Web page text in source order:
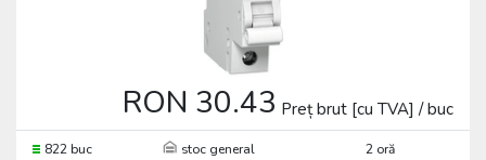
RON 30.43 Preț brut [cu TVA] / buc
822 buc stoc general
2 oră